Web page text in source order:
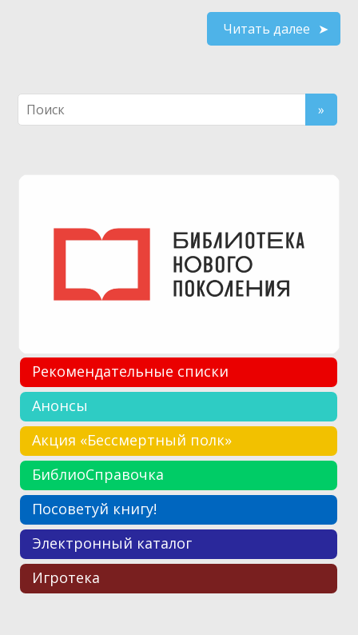
Читать далее
Рекомендательные списки
Анонсы
Акция «Бессмертный полк»
БиблиоСправочка
Посоветуй книгу!
Электронный каталог
Игротека